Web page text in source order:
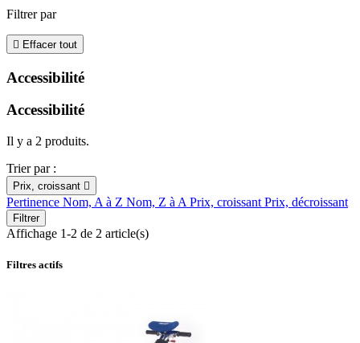
Filtrer par
 Effacer tout
Accessibilité
Accessibilité
Il y a 2 produits.
Trier par :
Prix, croissant 
Pertinence Nom, A à Z Nom, Z à A Prix, croissant Prix, décroissant
Filtrer
Affichage 1-2 de 2 article(s)
Filtres actifs